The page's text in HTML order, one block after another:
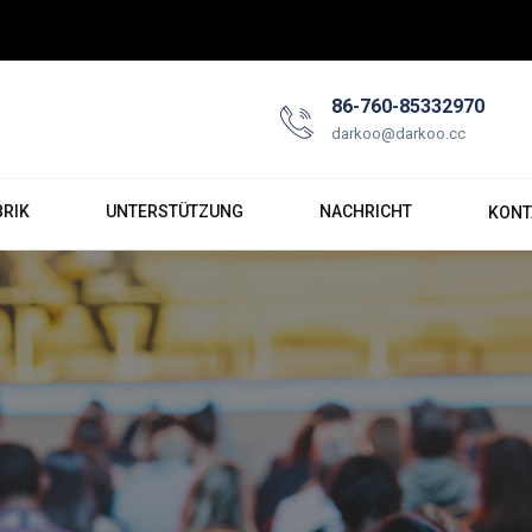
86-760-85332970
darkoo@darkoo.cc
UNTERSTÜTZUNG NACHRICHT